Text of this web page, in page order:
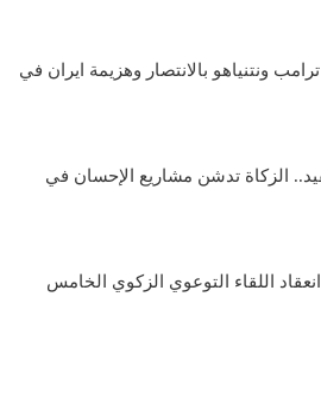
ونتنياهو بالانتصار وهزيمة ايران في
الزكاة تدشن مشاريع الإحسان في
اللقاء التوعوي الزكوي الخامس